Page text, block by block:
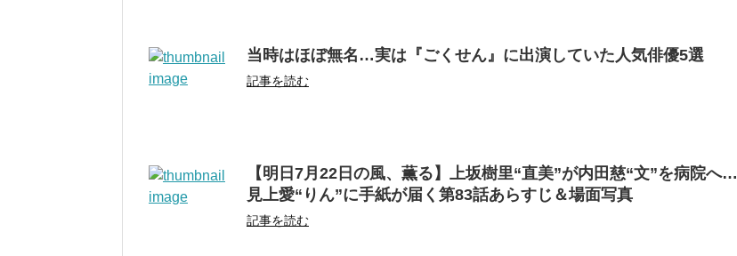
当時はほぼ無名…実は『ごくせん』に出演していた人気俳優5選
記事を読む
【明日7月22日の風、薫る】上坂樹里“直美”が内田慈“文”を病院へ…
見上愛“りん”に手紙が届く第83話あらすじ＆場面写真
記事を読む